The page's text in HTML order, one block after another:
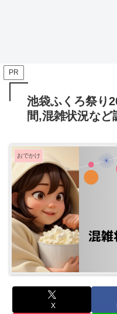
PR
池袋ふくろ祭り
間,混雑状況など
おでかけ
X